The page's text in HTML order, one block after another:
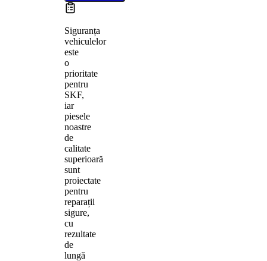
Siguranța
vehiculelor
este
o
prioritate
pentru
SKF,
iar
piesele
noastre
de
calitate
superioară
sunt
proiectate
pentru
reparații
sigure,
cu
rezultate
de
lungă